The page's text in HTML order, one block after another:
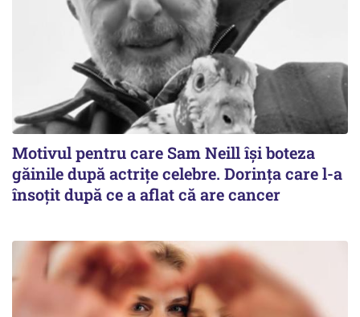
Motivul pentru care Sam Neill își boteza
găinile după actrițe celebre. Dorința care l-a
însoțit după ce a aflat că are cancer